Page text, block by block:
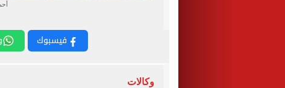
فيسبوك
وكالات